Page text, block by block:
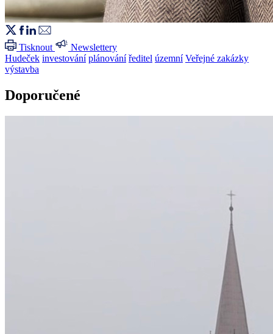
Tisknout
Newslettery
Hudeček investování plánování ředitel územní Veřejné zakázky
výstavba
Doporučené